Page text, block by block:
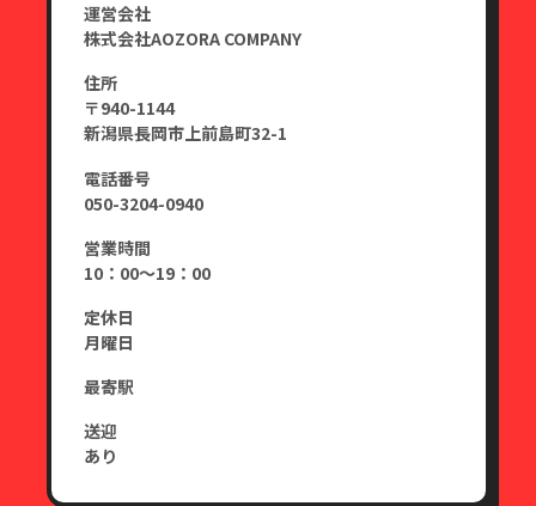
運営会社
株式会社AOZORA COMPANY
住所
〒940-1144
新潟県長岡市上前島町32-1
電話番号
050-3204-0940
営業時間
10：00～19：00
定休日
月曜日
最寄駅
送迎
あり